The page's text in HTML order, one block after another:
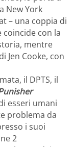
New York
– una coppia di
coincide con la
mentre
Jen Cooke, con
il DPTS, il
esseri umani
problema da
i suoi
2